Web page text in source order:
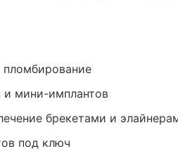
пломбирование
и мини-имплантов
брекетами и
под ключ